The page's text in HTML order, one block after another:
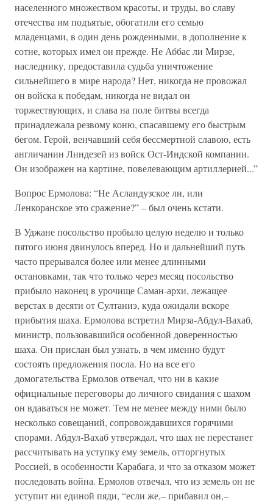
населенного множеством красоты, и труды, во славу
отечества им подъятые, обогатили его семью
младенцами, в один день рожденными, в дополнение к
сотне, которых имел он прежде. Не Аббас ли Мирзе,
наследнику, предоставила судьба уничтожение
сильнейшего в мире народа? Нет, никогда не провожал
он войска к победам, никогда не видал он
торжествующих, и слава на поле битвы всегда
принадлежала резвому коню, спасавшему его быстрым
бегом. Герой, венчавший себя бессмертной славою, есть
англичанин Линдезей из войск Ост-Индской компании.
Он изображен на картине, повелевающим артиллерией...”
Вопрос Ермолова: “Не Асландузское ли, или
Ленкоранское это сражение?” – был очень кстати.
В Уджане посольство пробыло целую неделю и только
пятого июня двинулось вперед. Но и дальнейший путь
часто прерывался более или менее длинными
остановками, так что только через месяц посольство
прибыло наконец в урочище Саман-архи, лежащее
верстах в десяти от Султаниэ, куда ожидали вскоре
прибытия шаха. Ермолова встретил Мирза-Абдул-Вахаб,
министр, пользовавшийся особенной доверенностью
шаха. Он прислан был узнать, в чем именно будут
состоять предложения посла. Но на все его
домогательства Ермолов отвечал, что ни в какие
официальные переговоры до личного свидания с шахом
он вдаваться не может. Тем не менее между ними было
несколько совещаний, сопровождавшихся горячими
спорами. Абдул-Вахаб утверждал, что шах не перестанет
рассчитывать на уступку ему земель, отторгнутых
Россией, в особенности Карабага, и что за отказом может
последовать война. Ермолов отвечал, что из земель он не
уступит ни единой пяди, “если же,– прибавил он,–